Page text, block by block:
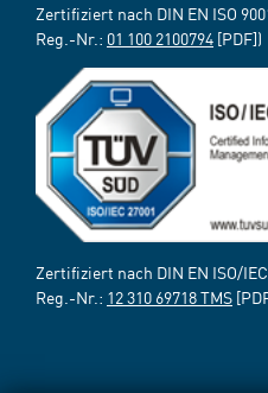
Zertifiziert nach DIN EN ISO
Reg.-Nr.: 01 100 2100794 [PDF])
Zertifiziert nach DIN EN ISO/
Reg.-Nr.: 12 310 69718 TMS